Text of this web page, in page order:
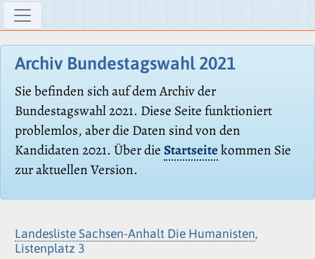
Archiv Bundestagswahl 2021
Sie befinden sich auf dem Archiv der
Bundestagswahl 2021. Diese Seite funktioniert
problemlos, aber die Daten sind von den
Kandidaten 2021. Über dieStartseitekommen Sie
zur aktuellen Version.
Landesliste Sachsen-Anhalt Die Humanisten,
Listenplatz 3